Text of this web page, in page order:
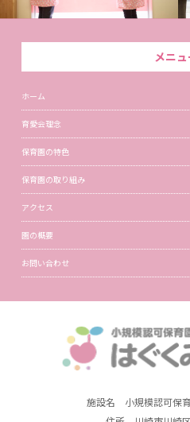
メニュ
ホーム
育愛会理念
保育園の特色
保育園の取り組み
アクセス
園の概要
お問い合わせ
施設名 小規模認可保